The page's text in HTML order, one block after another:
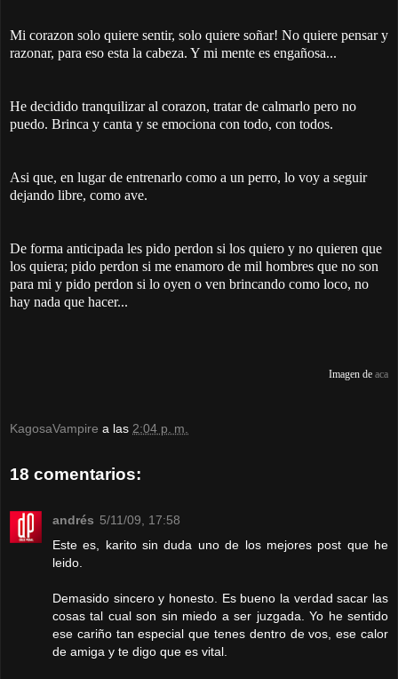
Mi corazon solo quiere sentir, solo quiere soñar! No quiere pensar y
razonar, para eso esta la cabeza. Y mi mente es engañosa...
He decidido tranquilizar al corazon, tratar de calmarlo pero no
puedo. Brinca y canta y se emociona con todo, con todos.
Asi que, en lugar de entrenarlo como a un perro, lo voy a seguir
dejando libre, como ave.
De forma anticipada les pido perdon si los quiero y no quieren que
los quiera; pido perdon si me enamoro de mil hombres que no son
para mi y pido perdon si lo oyen o ven brincando como loco, no
hay nada que hacer...
Imagen de aca
KagosaVampire a las 2:04 p. m.
18 comentarios:
andrés 5/11/09, 17:58
Este es, karito sin duda uno de los mejores post que he
leido.
Demasido sincero y honesto. Es bueno la verdad sacar las
cosas tal cual son sin miedo a ser juzgada. Yo he sentido
ese cariño tan especial que tenes dentro de vos, ese calor
de amiga y te digo que es vital.